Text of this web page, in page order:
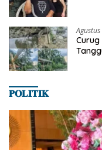
Curug
𝐏𝐎𝐋𝐈𝐓𝐈𝐊